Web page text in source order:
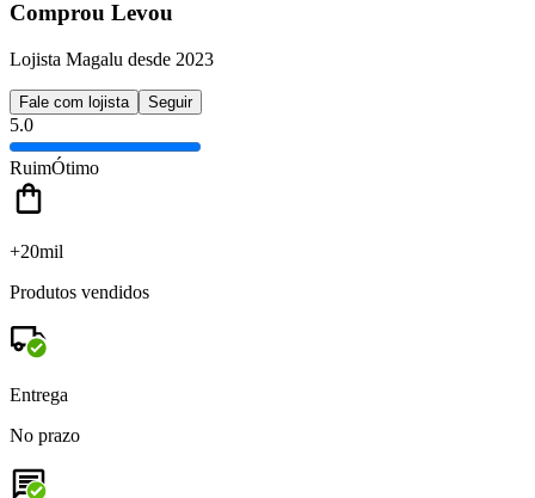
Comprou Levou
Lojista Magalu desde 2023
Fale com lojista Seguir
5.0
RuimÓtimo
+20mil
Produtos vendidos
Entrega
No prazo